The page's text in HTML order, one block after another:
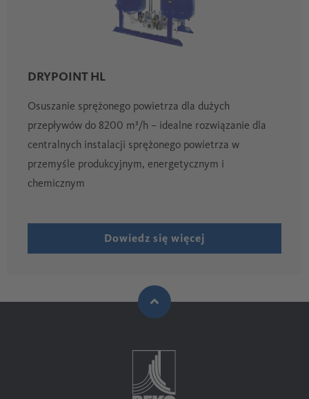
DRYPOINT HL
Osuszanie sprężonego powietrza dla dużych
przepływów do 8200 m³/h – idealne rozwiązanie dla
centralnych instalacji sprężonego powietrza w
przemyśle produkcyjnym, energetycznym i
chemicznym
Dowiedz się więcej